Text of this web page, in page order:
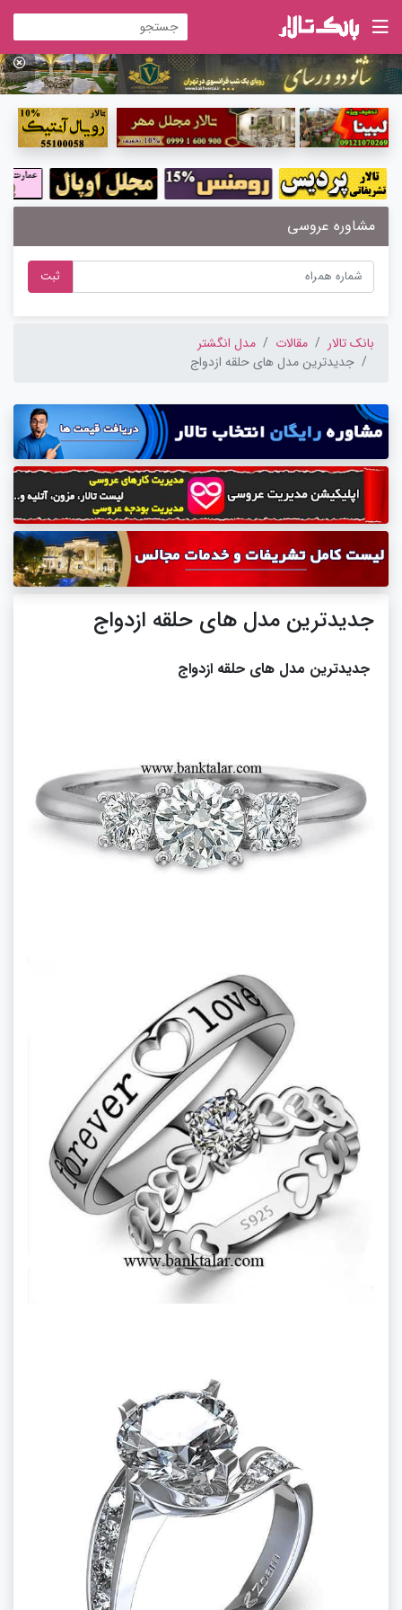
مشاوره عروسی
ثبت
بانک تالار مقالات
مدل انگشتر
جدیدترین مدل های حلقه ازدواج
جدیدترین مدل های حلقه ازدواج
جدیدترین مدل های حلقه ازدواج